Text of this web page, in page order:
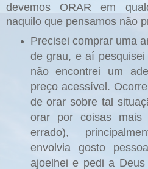
devemos ORAR em
naquilo que pensamos não
Precisei comprar uma
de grau, e aí
não encontrei um
preço acessível.
de orar sobre tal
orar por coisas
errado),
envolvia gosto
ajoelhei e pedi a